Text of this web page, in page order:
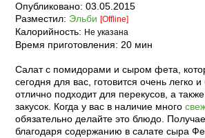
Опубликовано: 03.05.2015
Разместил: Эльби [Offline]
Калорийность: Не указана
Время приготовления: 20 мин
Салат с помидорами и сыром фета,
сегодня для вас, готовится очень легко
отлично подходит для перекусов, а
закусок. Когда у вас в наличие много
обязательно делайте это блюдо.
благодаря содержанию в салате сыра